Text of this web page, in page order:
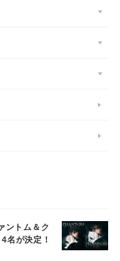
ントム＆ク
名が決定！